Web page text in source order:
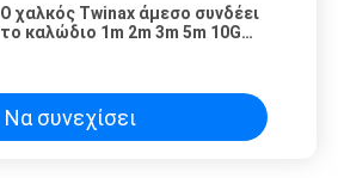
Ο χαλκός Twinax άμεσο συνδέει
το καλώδιο 1m 2m 3m 5m 10G
Να συνεχίσει